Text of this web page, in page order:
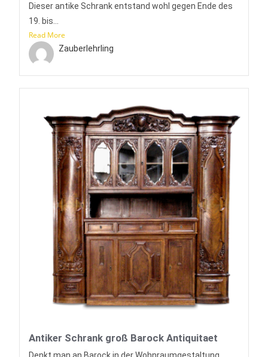
Dieser antike Schrank entstand wohl gegen Ende des
19. bis...
Read More
Zauberlehrling
Antiker Schrank groß Barock Antiquitaet